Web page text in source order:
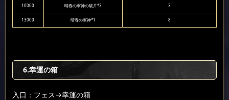
10000 晴春の軍神の破片*3 3
13000 晴春の軍神*1 8
6.幸運の箱
入口：フェス→幸運の箱